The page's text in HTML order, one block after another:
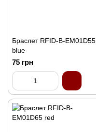
Браслет RFID-B-EM01D55
blue
75 грн